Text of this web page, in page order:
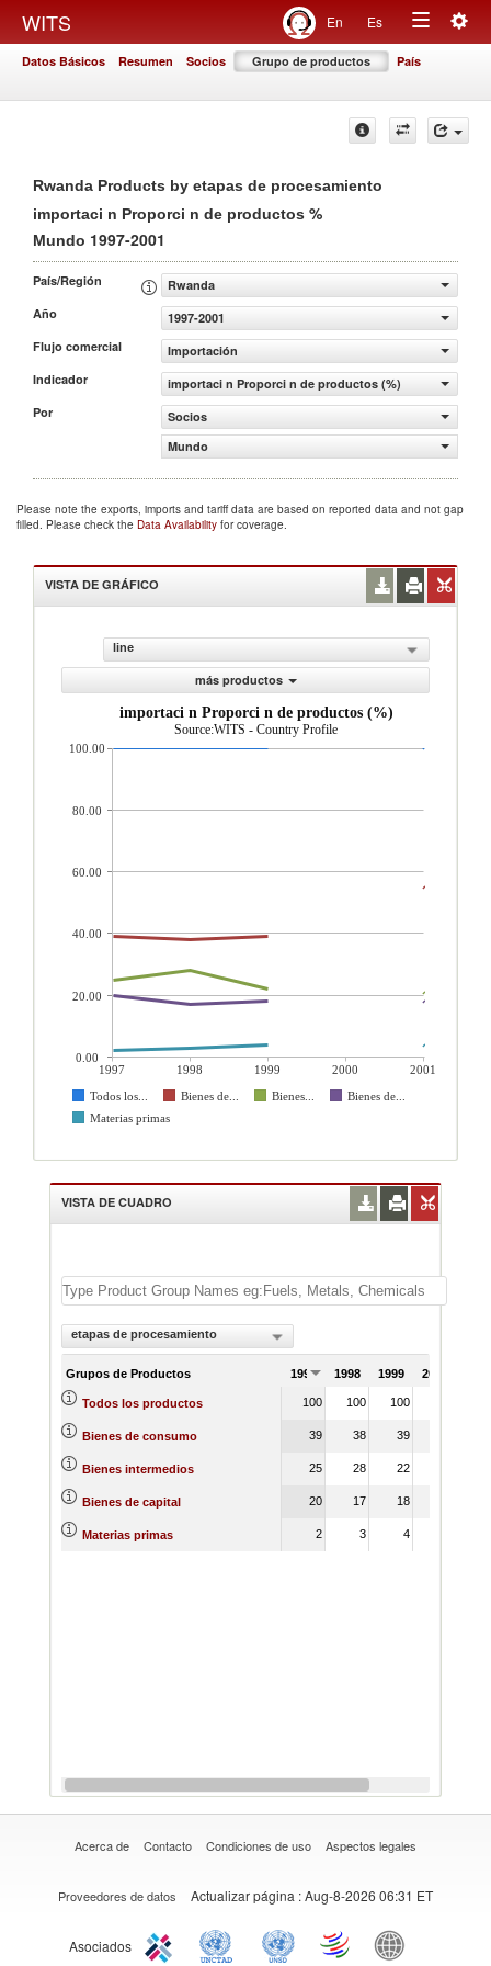
WITS En Es
Toggle
Datos Básicos Resumen Socios Grupo de productos País
Rwanda Products by etapas de procesamiento
importaci n Proporci n de productos %
Mundo 1997-2001
País/Región
Rwanda
Año
1997-2001
Flujo comercial
Importación
Indicador
importaci n Proporci n de productos (%)
Por
Socios
Mundo
Please note the exports, imports and tariff data are based on reported data and not gap
filled. Please check the Data Availability for coverage.
VISTA DE GRÁFICO
line
más productos
importaci n Proporci n de productos (%)
Source:WITS - Country Profile
1997 1998 1999 2000
2001
Todos los...
Bienes de... Bienes...
Bienes de...
Materias primas
100.00
80.00
60.00
40.00
20.00
0.00
VISTA DE CUADRO
etapas de procesamiento
Grupos de Productos 1997 1998 1999 2000
Todos los productos 100 100 100
Bienes de consumo 39 38 39
Bienes intermedios 25 28 22
Bienes de capital 20 17 18
Materias primas 2 3 4
Acerca de Contacto Condiciones de uso Aspectos legales
Proveedores de datos Actualizar página : Aug-8-2026 06:31 ET
Asociados